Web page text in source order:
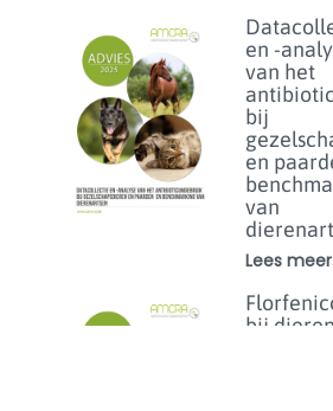
en -
van het
bij
en
van
Lees
bij